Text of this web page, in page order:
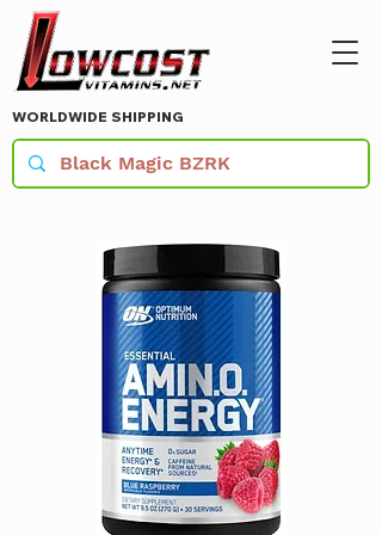
WORLDWIDE SHIPPING